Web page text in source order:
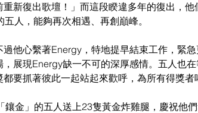
新復出歌壇！」而這段睽違多年的復出，
人，能夠再次相遇、再創巔峰。
他心繫著Energy，特地提早結束工作，緊
展現Energy缺一不可的深厚感情。五人也
要抓著彼此一起站起來歡呼，為所有得獎者
金」的五人送上23隻黃金炸雞腿，慶祝他